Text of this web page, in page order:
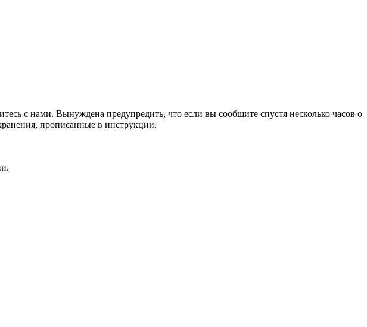
с нами. Вынуждена предупредить, что если вы сообщите спустя несколько часов о
прописанные в инструкции.